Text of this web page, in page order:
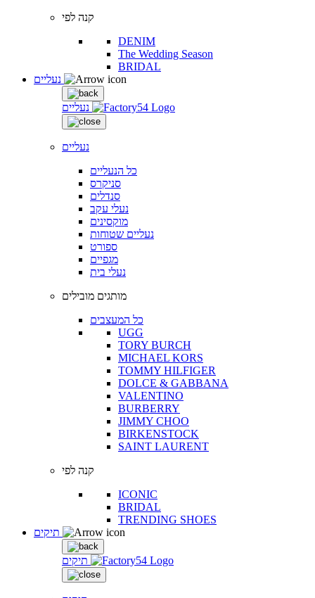
קנה לפי
DENIM
The Wedding Season
BRIDAL
נעליים
נעליים
כל הנעליים
סניקרס
סנדלים
נעלי עקב
מוקסינים
נעליים שטוחות
ספורט
מגפיים
נעלי בית
מותגים מובילים
כל המעצבים
UGG
TORY BURCH
MICHAEL KORS
TOMMY HILFIGER
DOLCE & GABBANA
VALENTINO
BURBERRY
JIMMY CHOO
BIRKENSTOCK
SAINT LAURENT
קנה לפי
ICONIC
BRIDAL
TRENDING SHOES
תיקים